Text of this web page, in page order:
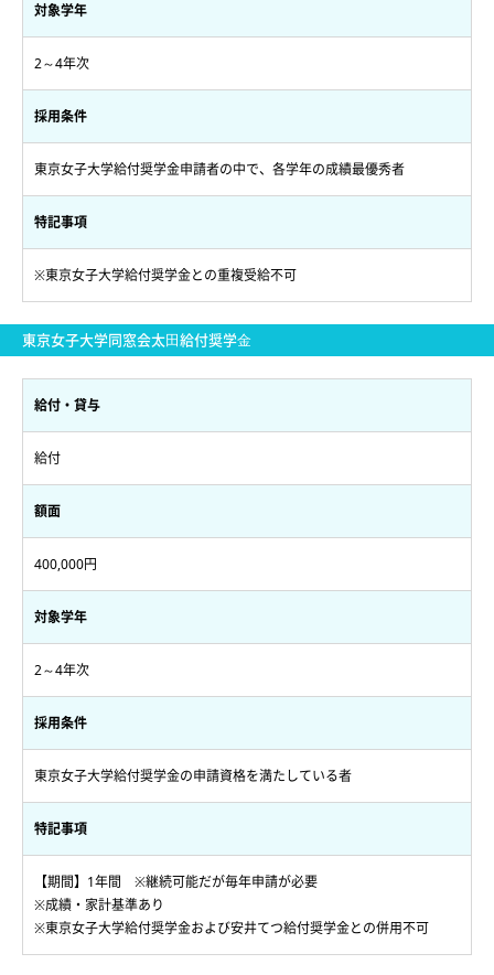
対象学年
2～4年次
採用条件
東京女子大学給付奨学金申請者の中で、各学年の成績最優秀者
特記事項
※東京女子大学給付奨学金との重複受給不可
東京女子大学同窓会太⽥給付奨学⾦
給付・貸与
給付
額面
400,000円
対象学年
2～4年次
採用条件
東京女子大学給付奨学金の申請資格を満たしている者
特記事項
【期間】1年間 ※継続可能だが毎年申請が必要
※成績・家計基準あり
※東京女子大学給付奨学金および安井てつ給付奨学金との併用不可